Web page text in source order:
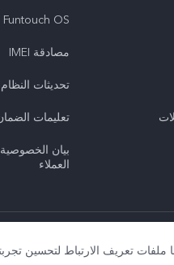
Funtouch OS
مصادقة IMEI
تحديثات النظام
تعلیمات
بيان
العملاء
ملفات تعريف الارتباط لتحسين